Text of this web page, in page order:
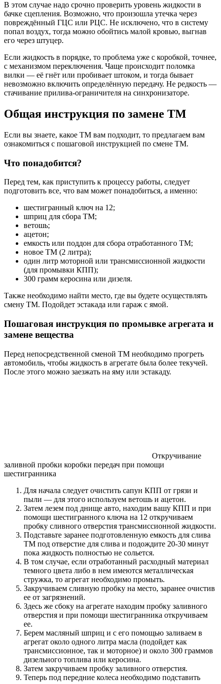
В этом случае надо срочно проверить уровень жидкости в
бачке сцепления. Возможно, что произошла утечка через
повреждённый ГЦС или РЦС. Не исключено, что в систему
попал воздух, тогда можно обойтись малой кровью, выгнав
его через штуцер.
Если жидкость в порядке, то проблема уже с коробкой, точнее,
с механизмом переключения. Чаще происходит поломка
вилки — её гнёт или пробивает штоком, и тогда бывает
невозможно включить определённую передачу. Не редкость —
стачивание прилива-ограничителя на синхронизаторе.
Общая инструкция по замене ТМ
Если вы знаете, какое ТМ вам подходит, то предлагаем вам
ознакомиться с пошаговой инструкцией по смене ТМ.
Что понадобится?
Перед тем, как приступить к процессу работы, следует
подготовить все, что вам может понадобиться, а именно:
шестигранный ключ на 12;
шприц для сбора ТМ;
ветошь;
ацетон;
емкость или поддон для сбора отработанного ТМ;
новое ТМ (2 литра);
один литр моторной или трансмиссионной жидкости
(для промывки КПП);
300 грамм керосина или дизеля.
Также необходимо найти место, где вы будете осуществлять
смену ТМ. Подойдет эстакада или гараж с ямой.
Пошаговая инструкция по промывке агрегата и
замене вещества
Перед непосредственной сменой ТМ необходимо прогреть
автомобиль, чтобы жидкость в агрегате была более текучей.
После этого можно заезжать на яму или эстакаду.
Откручивание
заливной пробки коробки передач при помощи
шестигранника
Для начала следует очистить сапун КПП от грязи и
пыли — для этого используем ветошь и ацетон.
Затем лезем под днище авто, находим вашу КПП и при
помощи шестигранного ключа на 12 откручиваем
пробку сливного отверстия трансмиссионной жидкости.
Подставьте заранее подготовленную емкость для слива
ТМ под отверстие для слива и подождите 20-30 минут
пока жидкость полностью не сольется.
В том случае, если отработанный расходный материал
темного цвета либо в нем имеются металлическая
стружка, то агрегат необходимо промыть.
Закручиваем сливную пробку на место, заранее очистив
ее от загрязнений.
Здесь же сбоку на агрегате находим пробку заливного
отверстия и при помощи шестигранника откручиваем
ее.
Берем масляный шприц и с его помощью заливаем в
агрегат около одного литра масла (подойдет как
трансмиссионное, так и моторное) и около 300 граммов
дизельного топлива или керосина.
Затем закручиваем пробку заливного отверстия.
Теперь под передние колеса необходимо подставить